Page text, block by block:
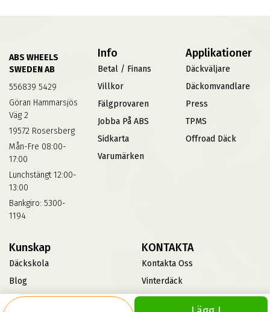
ABS WHEELS
SWEDEN AB
556839 5429
Göran Hammarsjös
Väg 2
19572 Rosersberg
Mån-Fre 08:00-
17:00
Lunchstängt 12:00-
13:00
Bankgiro: 5300-
1194
Info
Betal / Finans
Villkor
Fälgprovaren
Jobba På ABS
Sidkarta
Varumärken
Applikationer
Däckväljare
Däckomvandlare
Press
TPMS
Offroad Däck
Kunskap
Däckskola
Blog
FAQs
KONTAKTA
Kontakta Oss
Vinterdäck